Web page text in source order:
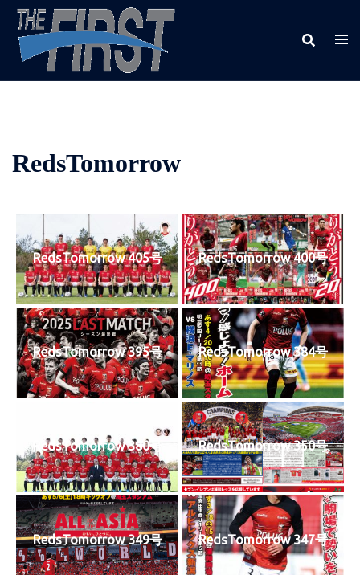
RedsTomorrow
RedsTomorrow 405号 RedsTomorrow 400号
RedsTomorrow 395号 RedsTomorrow 384号
RedsTomorrow 380号 RedsTomorrow 350号
RedsTomorrow 349号 RedsTomorrow 347号